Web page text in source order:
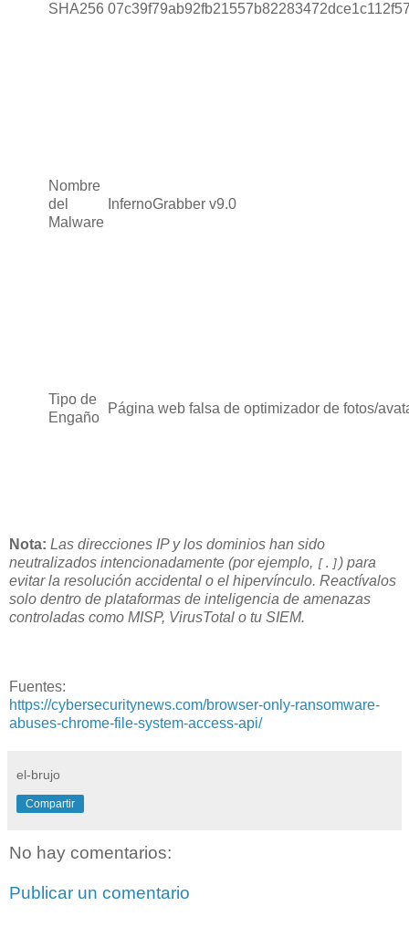
SHA256
Nombre
del
Malware
InfernoGrabber v9.0
Tipo de
Engaño
Página web falsa de optimizador de fotos/
Nota: Las direcciones IP y los dominios han sido
neutralizados intencionadamente (por ejemplo, [.] ) para
evitar la resolución accidental o el hipervínculo. Reactívalos
solo dentro de plataformas de inteligencia de amenazas
controladas como MISP, VirusTotal o tu SIEM.
Fuentes:
https://cybersecuritynews.com/browser-only-ransomware-
abuses-chrome-file-system-access-api/
el-brujo
Compartir
No hay comentarios:
Publicar un comentario